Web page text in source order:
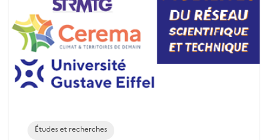
Études et recherches